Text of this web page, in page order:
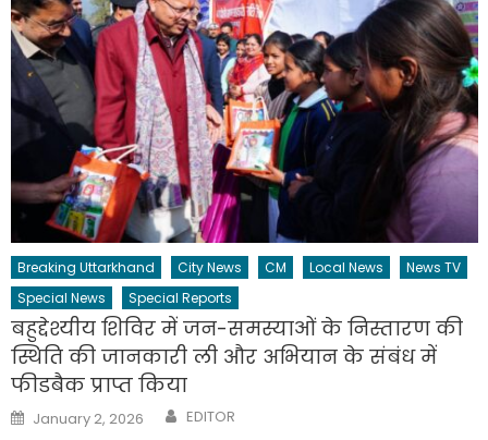
Breaking Uttarkhand City News CM Local News
News TV
Special News
Special Reports
बहुद्देश्यीय शिविर में जन-समस्याओं के निस्तारण की
स्थिति की जानकारी ली और अभियान के संबंध में
फीडबैक प्राप्त किया
Posted
on
January 2, 2026 Author
EDITOR